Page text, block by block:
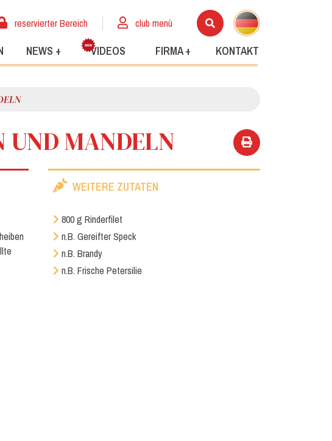
reservierter Bereich club menù
NEWS + VIDEOS FIRMA + KONTAKT
UND MANDELN
WEITERE ZUTATEN
800 g Rinderfilet
n.B. Gereifter Speck
n.B. Brandy
n.B. Frische Petersilie